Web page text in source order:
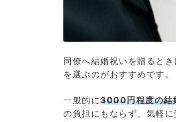
同僚へ結婚祝いを贈ると
を選ぶのがおすすめです。
一般的に3000円程度の結
の負担にもならず、気軽